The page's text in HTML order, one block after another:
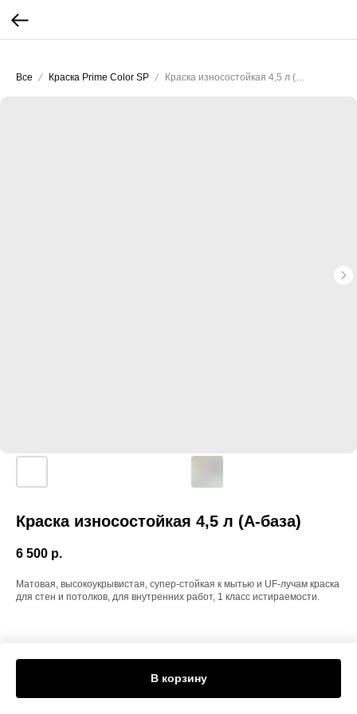
Все Краска Prime Color SP Краска износостойкая 4,5 л (А-база)
Краска износостойкая 4,5 л (А-база)
6 500 р.
В корзину
Матовая, высокоукрывистая, супер-стойкая к мытью и UF-лучам краска
для стен и потолков, для внутренних работ, 1 класс истираемости.